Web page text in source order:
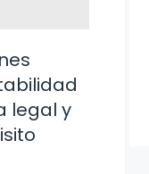
legal y